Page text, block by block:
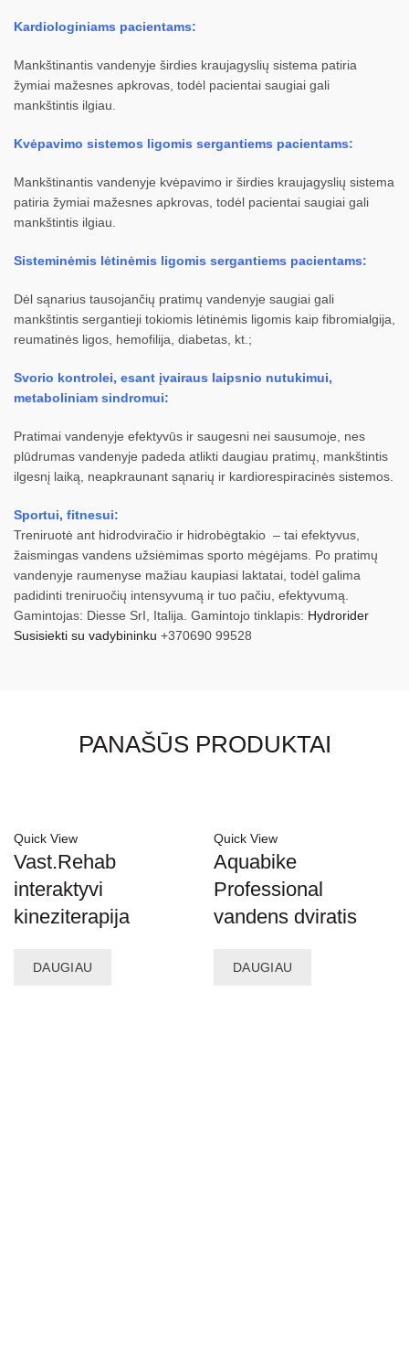
Kardiologiniams pacientams:
Mankštinantis vandenyje širdies kraujagyslių sistema patiria
žymiai mažesnes apkrovas, todėl pacientai saugiai gali
mankštintis ilgiau.
Kvėpavimo sistemos ligomis sergantiems pacientams:
Mankštinantis vandenyje kvėpavimo ir širdies kraujagyslių sistema
patiria žymiai mažesnes apkrovas, todėl pacientai saugiai gali
mankštintis ilgiau.
Sisteminėmis lėtinėmis ligomis sergantiems pacientams:
Dėl sąnarius tausojančių pratimų vandenyje saugiai gali
mankštintis sergantieji tokiomis lėtinėmis ligomis kaip fibromialgija,
reumatinės ligos, hemofilija, diabetas, kt.;
Svorio kontrolei, esant įvairaus laipsnio nutukimui,
metaboliniam sindromui:
Pratimai vandenyje efektyvūs ir saugesni nei sausumoje, nes
plūdrumas vandenyje padeda atlikti daugiau pratimų, mankštintis
ilgesnį laiką, neapkraunant sąnarių ir kardiorespiracinės sistemos.
Sportui, fitnesui:
Treniruotė ant hidrodviračio ir hidrobėgtakio – tai efektyvus,
žaismingas vandens užsiėmimas sporto mėgėjams. Po pratimų
vandenyje raumenyse mažiau kaupiasi laktatai, todėl galima
padidinti treniruočių intensyvumą ir tuo pačiu, efektyvumą.
Gamintojas: Diesse SrI, Italija. Gamintojo tinklapis: Hydrorider
Susisiekti su vadybininku +370690 99528
PANAŠŪS PRODUKTAI
Quick View
Vast.Rehab
interaktyvi
kineziterapija
DAUGIAU
Quick View
Aquabike
Professional
vandens dviratis
DAUGIAU